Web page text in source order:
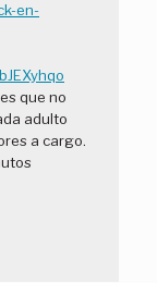
en-
que no
adulto
a cargo.